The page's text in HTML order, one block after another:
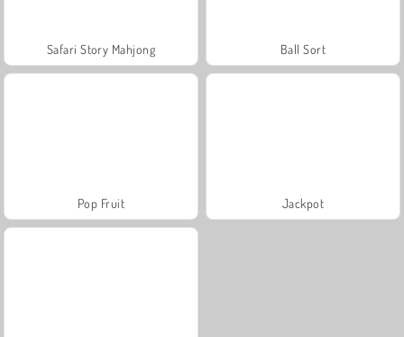
Safari Story Mahjong Ball Sort
Pop Fruit Jackpot